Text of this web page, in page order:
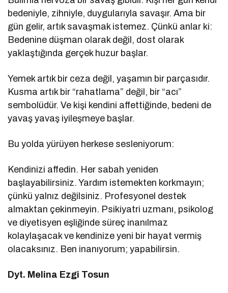
bedeniyle, zihniyle, duygularıyla savaşır. Ama bir
gün gelir, artık savaşmak istemez. Çünkü anlar ki:
Bedenine düşman olarak değil, dost olarak
yaklaştığında gerçek huzur başlar.
Yemek artık bir ceza değil, yaşamın bir parçasıdır.
Kusma artık bir “rahatlama” değil, bir “acı”
sembolüdür. Ve kişi kendini affettiğinde, bedeni de
yavaş yavaş iyileşmeye başlar.
Bu yolda yürüyen herkese sesleniyorum:
Kendinizi affedin. Her sabah yeniden
başlayabilirsiniz. Yardım istemekten korkmayın;
çünkü yalnız değilsiniz. Profesyonel destek
almaktan çekinmeyin. Psikiyatri uzmanı, psikolog
ve diyetisyen eşliğinde süreç inanılmaz
kolaylaşacak ve kendinize yeni bir hayat vermiş
olacaksınız. Ben inanıyorum; yapabilirsin.
Dyt. Melina Ezgi Tosun